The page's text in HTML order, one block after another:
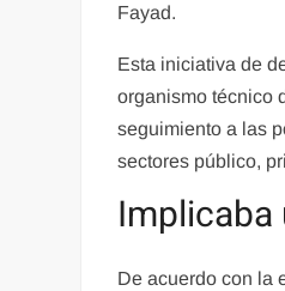
Fayad.
Esta iniciativa de
organismo técnico
seguimiento a las
sectores público,
Implicaba
De acuerdo con la